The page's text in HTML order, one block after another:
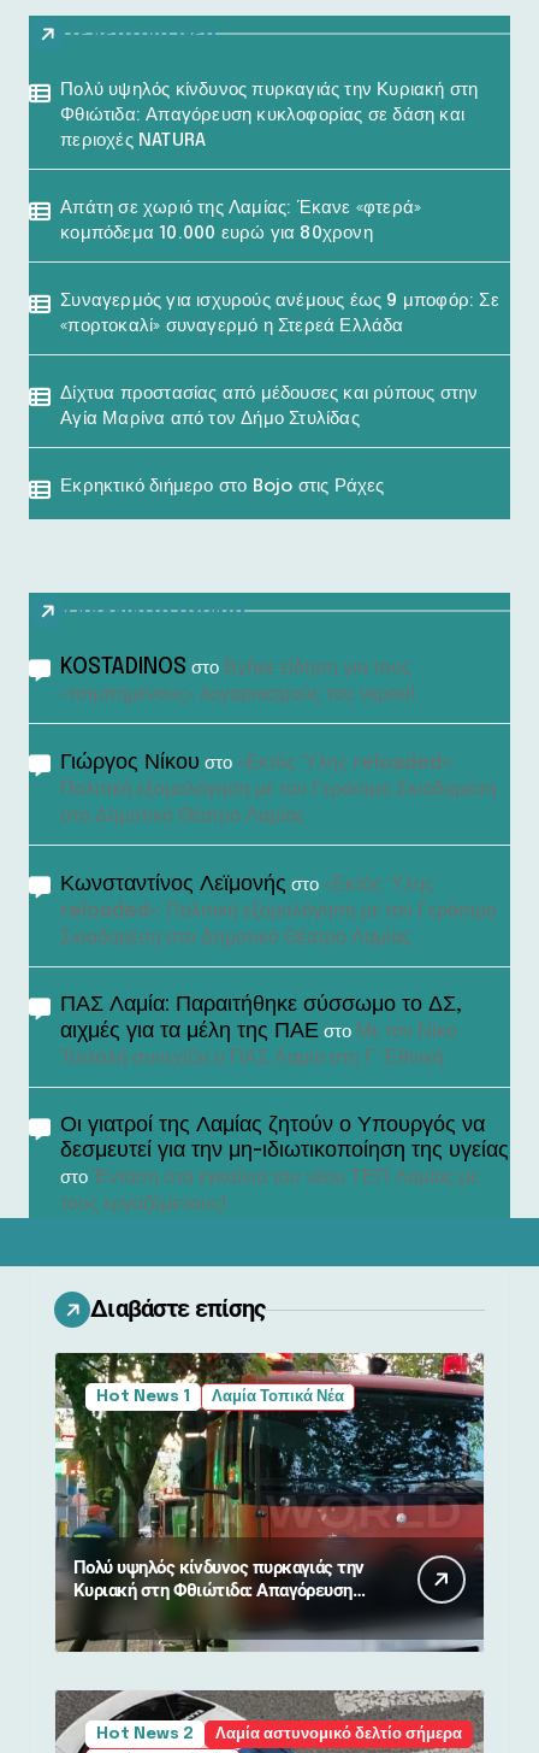
Τελευταία Νέα
Πολύ υψηλός κίνδυνος πυρκαγιάς την Κυριακή στη
Φθιώτιδα: Απαγόρευση κυκλοφορίας σε δάση και
περιοχές NATURA
Απάτη σε χωριό της Λαμίας: Έκανε «φτερά»
κομπόδεμα 10.000 ευρώ για 80χρονη
Συναγερμός για ισχυρούς ανέμους έως 9 μποφόρ: Σε
«πορτοκαλί» συναγερμό η Στερεά Ελλάδα
Δίχτυα προστασίας από μέδουσες και ρύπους στην
Αγία Μαρίνα από τον Δήμο Στυλίδας
Εκρηκτικό διήμερο στο Bojo στις Ράχες
Πρόσφατα σχόλια
KOSTADINOS στο Βγήκε είδηση για τους
«τσιμπημένους» λογαριασμούς του νερού!
Γιώργος Νίκου στο «Εκτός Ύλης reloaded»:
Πολιτική εξομολόγηση με τον Γεράσιμο Σκιαδαρέση
στο Δημοτικό Θέατρο Λαμίας
Κωνσταντίνος Λεϊμονής στο «Εκτός Ύλης
reloaded»: Πολιτική εξομολόγηση με τον Γεράσιμο
Σκιαδαρέση στο Δημοτικό Θέατρο Λαμίας
ΠΑΣ Λαμία: Παραιτήθηκε σύσσωμο το ΔΣ,
αιχμές για τα μέλη της ΠΑΕ στο Με τον Νίκο
Τσιλαλή συνεχίζει ο ΠΑΣ Λαμία στη Γ’ Εθνική
Οι γιατροί της Λαμίας ζητούν ο Υπουργός να
δεσμευτεί για την μη-ιδιωτικοποίηση της υγείας
στο Ένταση στα εγκαίνια του νέου ΤΕΠ Λαμίας με
τους εργαζόμενους!
Διαβάστε επίσης
Hot News 1 Λαμία Τοπικά Νέα
Πολύ υψηλός κίνδυνος πυρκαγιάς την
Κυριακή στη Φθιώτιδα: Απαγόρευση
NATURA
Hot News 2
Λαμία αστυνομικό δελτίο σήμερα